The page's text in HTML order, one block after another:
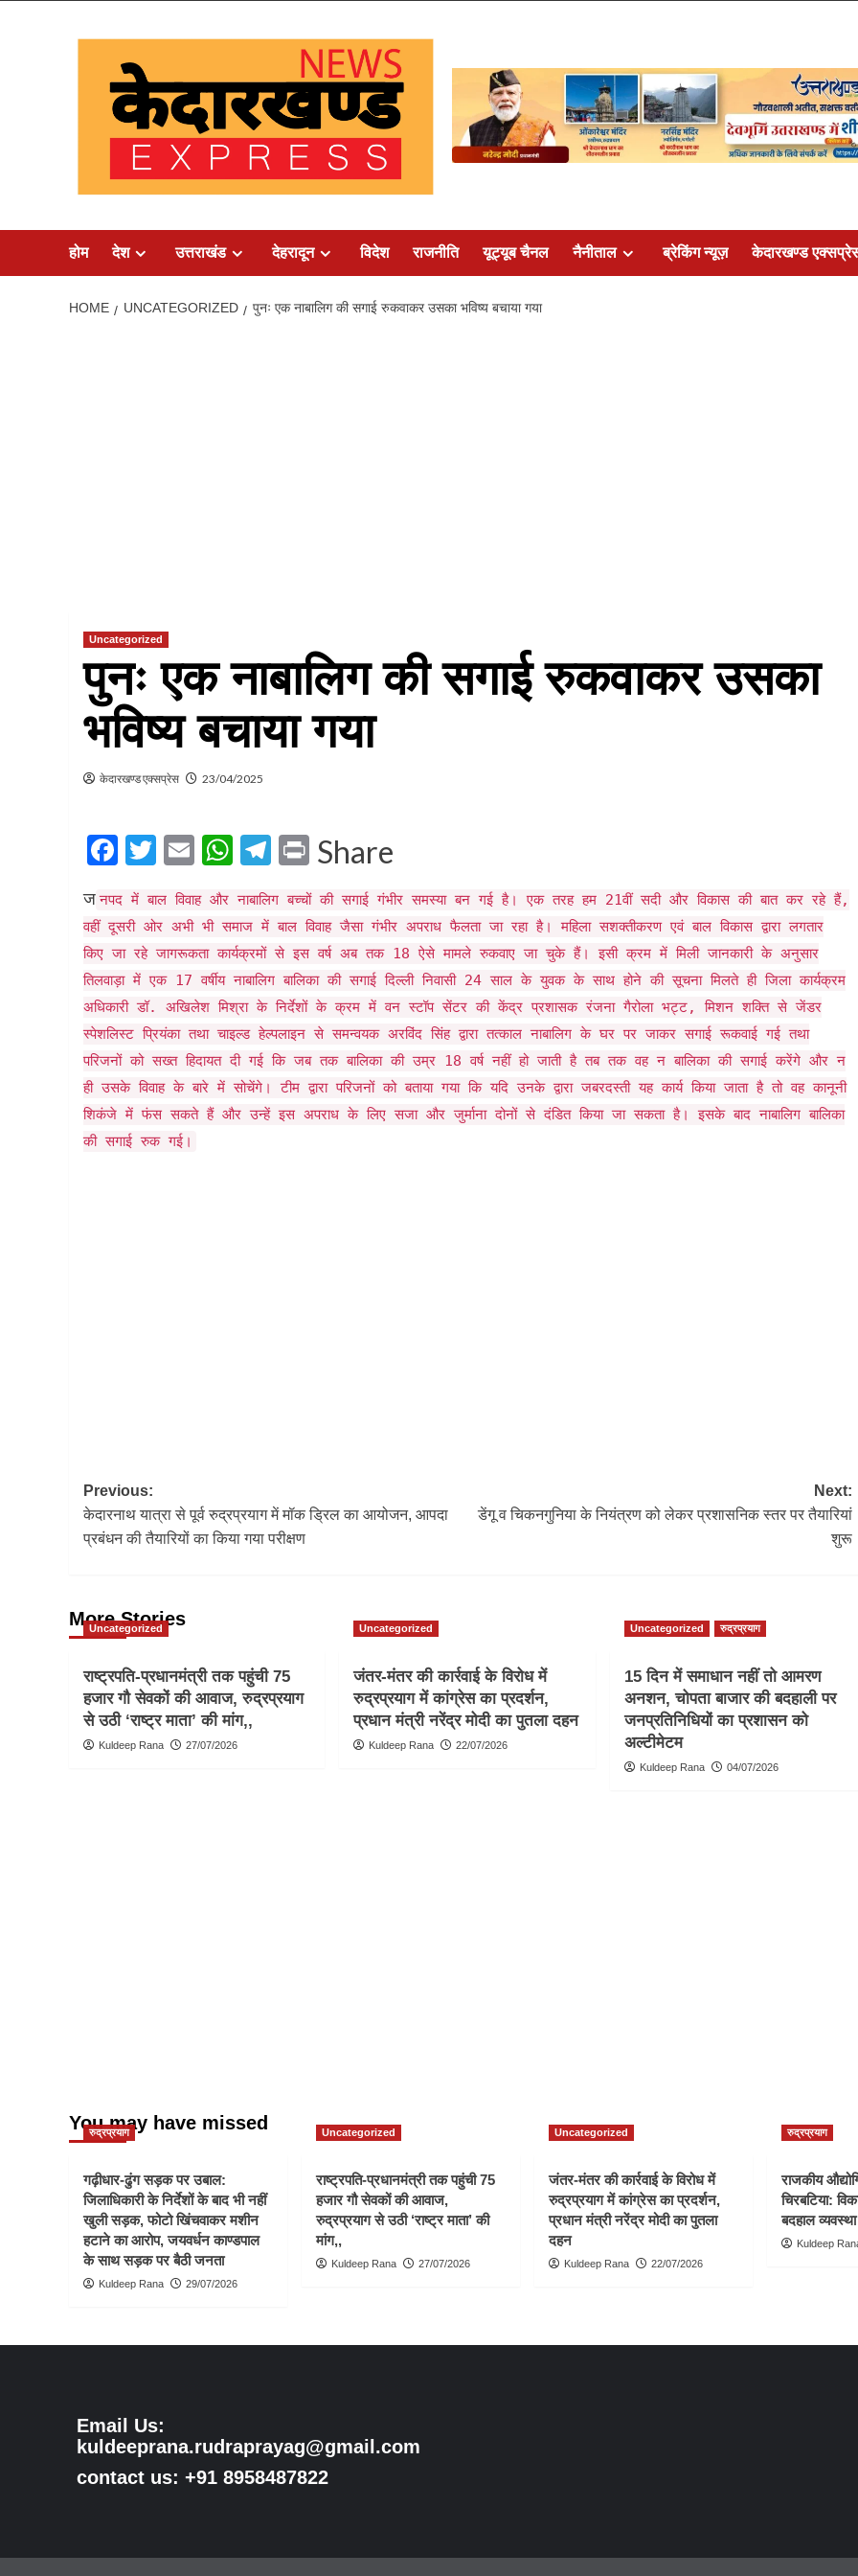
होम देश उत्तराखंड देहरादून विदेश राजनीति यूट्यूब चैनल नैनीताल ब्रेकिंग न्यूज़ केदारखण्ड
HOME UNCATEGORIZED पुनः एक नाबालिग की सगाई रुकवाकर उसका भविष्य बचाया गया
Uncategorized
पुनः एक नाबालिग की सगाई रुकवाकर उसका
भविष्य बचाया गया
केदारखण्ड एक्सप्रेस 23/04/2025
Facebook
Twitter
EmailWhatsApp
Telegram
Print
Share
ज नपद में बाल विवाह और नाबालिग बच्चों की सगाई गंभीर समस्या बन गई है। एक तरह हम 21वीं सदी और विकास की बात कर रहे हैं,
वहीं दूसरी ओर अभी भी समाज में बाल विवाह जैसा गंभीर अपराध फैलता जा रहा है। महिला सशक्तीकरण एवं बाल विकास द्वारा लगतार
किए जा रहे जागरूकता कार्यक्रमों से इस वर्ष अब तक 18 ऐसे मामले रुकवाए जा चुके हैं। इसी क्रम में मिली जानकारी के अनुसार
तिलवाड़ा में एक 17 वर्षीय नाबालिग बालिका की सगाई दिल्ली निवासी 24 साल के युवक के साथ होने की सूचना मिलते ही जिला कार्यक्रम
अधिकारी डॉ. अखिलेश मिश्रा के निर्देशों के क्रम में वन स्टॉप सेंटर की केंद्र प्रशासक रंजना गैरोला भट्ट, मिशन शक्ति से जेंडर
स्पेशलिस्ट प्रियंका तथा चाइल्ड हेल्पलाइन से समन्वयक अरविंद सिंह द्वारा तत्काल नाबालिग के घर पर जाकर सगाई रूकवाई गई तथा
परिजनों को सख्त हिदायत दी गई कि जब तक बालिका की उम्र 18 वर्ष नहीं हो जाती है तब तक वह न बालिका की सगाई करेंगे और न
ही उसके विवाह के बारे में सोचेंगे। टीम द्वारा परिजनों को बताया गया कि यदि उनके द्वारा जबरदस्ती यह कार्य किया जाता है तो वह कानूनी
शिकंजे में फंस सकते हैं और उन्हें इस अपराध के लिए सजा और जुर्माना दोनों से दंडित किया जा सकता है। इसके बाद नाबालिग बालिका
की सगाई रुक गई।
Post
navigation
Previous:
केदारनाथ यात्रा से पूर्व रुद्रप्रयाग में मॉक ड्रिल का आयोजन, आपदा
प्रबंधन की तैयारियों का किया गया परीक्षण
Next:
डेंगू व चिकनगुनिया के नियंत्रण को लेकर प्रशासनिक स्तर पर तैयारियां
शुरू
More Stories
Uncategorized
राष्ट्रपति-प्रधानमंत्री तक पहुंची 75
हजार गौ सेवकों की आवाज, रुद्रप्रयाग
से उठी ‘राष्ट्र माता’ की मांग,,
Kuldeep Rana 27/07/2026
Uncategorized
जंतर-मंतर की कार्रवाई के विरोध में
रुद्रप्रयाग में कांग्रेस का प्रदर्शन,
प्रधान मंत्री नरेंद्र मोदी का पुतला दहन
Kuldeep Rana 22/07/2026
Uncategorized रुद्रप्रयाग
15 दिन में समाधान नहीं तो आमरण
अनशन, चोपता बाजार की बदहाली पर
जनप्रतिनिधियों का प्रशासन को
अल्टीमेटम
Kuldeep Rana 04/07/2026
You may have missed
रुद्रप्रयाग
गढ़ीधार-ढुंग सड़क पर उबाल:
जिलाधिकारी के निर्देशों के बाद भी नहीं
खुली सड़क, फोटो खिंचवाकर मशीन
हटाने का आरोप, जयवर्धन काण्डपाल
के साथ सड़क पर बैठी जनता
Kuldeep Rana 29/07/2026
Uncategorized
राष्ट्रपति-प्रधानमंत्री तक पहुंची 75
हजार गौ सेवकों की आवाज,
रुद्रप्रयाग से उठी ‘राष्ट्र माता’ की
मांग,,
Kuldeep Rana 27/07/2026
Uncategorized
जंतर-मंतर की कार्रवाई के विरोध में
रुद्रप्रयाग में कांग्रेस का प्रदर्शन,
प्रधान मंत्री नरेंद्र मोदी का पुतला
दहन
Kuldeep Rana 22/07/2026
रुद्रप्रयाग
राजकीय
चिरबटिया:
बदहाल व्यवस्था
Kuldeep
Email Us:
kuldeeprana.rudraprayag@gmail.com
contact us: +91 8958487822